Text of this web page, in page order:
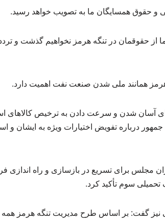
و حقوق همسایگان ما به تصویب خواهد رسید.
حقوقمان در تنگه هرمز نخواهیم گذشت و تردد
هرمز همانند ملی شدن صنعت نفت اهمیت دارد.
آسان شدن و سرعت دادن به ترخیص کالاهای
درباره تفویض اختیارات ویژه به ایشان و
برای تسریع در بازسازی و راه اندازی
سوم تأکید کرد.
گفت: بر اساس طرح مدیریت تنگه هرمز